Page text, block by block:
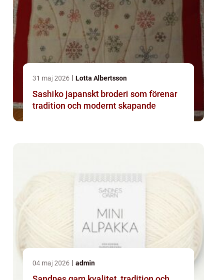
31 maj 2026 Lotta Albertsson
Sashiko japanskt broderi som förenar
tradition och modernt skapande
04 maj 2026 admin